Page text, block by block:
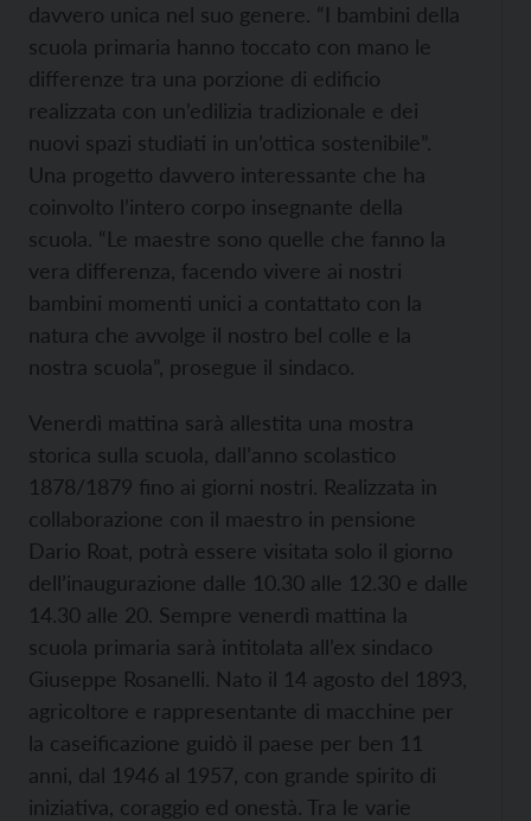
davvero unica nel suo genere. “I bambini della
scuola primaria hanno toccato con mano le
differenze tra una porzione di edificio
realizzata con un’edilizia tradizionale e dei
nuovi spazi studiati in un’ottica sostenibile”.
Una progetto davvero interessante che ha
coinvolto l’intero corpo insegnante della
scuola. “Le maestre sono quelle che fanno la
vera differenza, facendo vivere ai nostri
bambini momenti unici a contattato con la
natura che avvolge il nostro bel colle e la
nostra scuola”, prosegue il sindaco.
Venerdì mattina sarà allestita una mostra
storica sulla scuola, dall’anno scolastico
1878/1879 fino ai giorni nostri. Realizzata in
collaborazione con il maestro in pensione
Dario Roat, potrà essere visitata solo il giorno
dell’inaugurazione dalle 10.30 alle 12.30 e dalle
14.30 alle 20. Sempre venerdì mattina la
scuola primaria sarà intitolata all’ex sindaco
Giuseppe Rosanelli. Nato il 14 agosto del 1893,
agricoltore e rappresentante di macchine per
la caseificazione guidò il paese per ben 11
anni, dal 1946 al 1957, con grande spirito di
iniziativa, coraggio ed onestà. Tra le varie